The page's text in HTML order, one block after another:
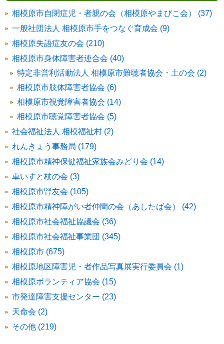
相模原市自閉症児・者親の会（相模原やまびこ会） (37)
一般社団法人 相模原市手をつなぐ育成会 (9)
相模原失語症友の会 (210)
相模原市身体障害者連合会 (40)
特定非営利活動法人 相模原市難聴者協会・土の会 (2)
相模原市肢体障害者協会 (6)
相模原市視覚障害者協会 (14)
相模原市聴覚障害者協会 (5)
社会福祉法人 相模福祉村 (2)
れんきょう事務局 (179)
相模原市精神保健福祉家族会みどり会 (14)
車いすと杖の会 (3)
相模原市腎友会 (105)
相模原市精神障がい者仲間の会（あしたば会） (42)
相模原市社会福祉協議会 (36)
相模原市社会福祉事業団 (345)
相模原市 (675)
相模原地区障害児・者作品写真展実行委員会 (1)
相模原ボランティア協会 (15)
市発達障害支援センター (23)
天命会 (2)
その他 (219)